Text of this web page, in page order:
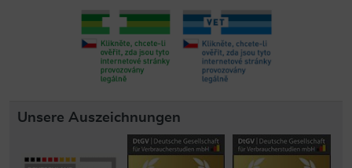
Unsere Auszeichnungen